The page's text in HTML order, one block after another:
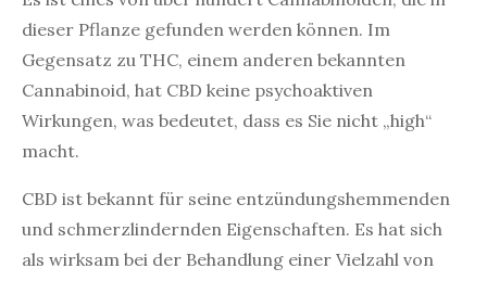
dieser Pflanze gefunden werden können. Im
Gegensatz zu THC, einem anderen bekannten
Cannabinoid, hat CBD keine psychoaktiven
Wirkungen, was bedeutet, dass es Sie nicht „high“
macht.
CBD ist bekannt für seine entzündungshemmenden
und schmerzlindernden Eigenschaften. Es hat sich
als wirksam bei der Behandlung einer Vielzahl von